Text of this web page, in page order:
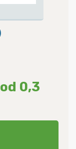
0,3